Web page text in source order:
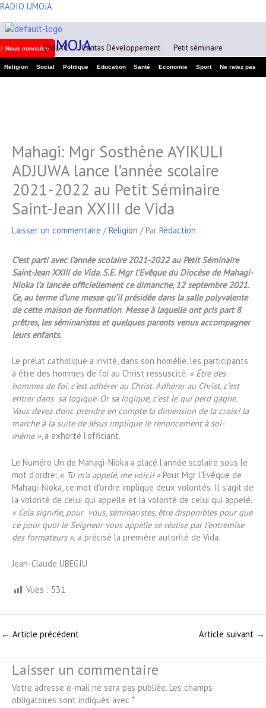
Aller
contenu
RADIO UMOJA
RADIO UMOJA
Nous connaitreUNILAC Caritas Développement Petit séminaire
Religion Social Politique Education Santé Economie Sport Ne ratez pas
Mahagi: Mgr Sosthène AYIKULI
ADJUWA lance l’année scolaire
2021-2022 au Petit Séminaire
Saint-Jean XXIII de Vida
Laisser un commentaire /Religion / Par Rédaction
C’est parti avec l’année scolaire 2021-2022 au Petit Séminaire
Saint-Jean XXIII de Vida. S.E. Mgr l’Evêque du Diocèse de Mahagi-
Nioka l’a lancée officiellement ce dimanche, 12 septembre 2021.
Ce, au terme d’une messe qu’il présidée dans la salle polyvalente
de cette maison de formation. Messe à laquelle ont pris part 8
prêtres, les séminaristes et quelques parents venus accompagner
leurs enfants.
Le prélat catholique a invité, dans son homélie, les participants
à être des hommes de foi au Christ ressuscité. « Être des
hommes de foi, c’est adhérer au Christ. Adhérer au Christ, c’est
entrer dans sa logique. Or sa logique, c’est le qui perd gagne.
Vous devez donc prendre en compte la dimension de la croix! la
marche à la suite de Jésus implique le renoncement à soi-
même », a exhorté l’officiant.
Le Numéro Un de Mahagi-Nioka a placé l’année scolaire sous le
mot d’ordre: « Tu m’a appelé, me voici! » Pour Mgr l’Evêque de
Mahagi-Nioka, ce mot d’ordre implique deux volontés. Il s’agit de
la volonté de celui qui appelle et la volonté de celui qui appelé.
« Cela signifie, pour vous, séminaristes, être disponibles pour que
ce pour quoi le Seigneur vous appelle se réalise par l’entremise
des formateurs », a précisé la première autorité de Vida.
Jean-Claude UBEGIU
Vues : 531
← Article précédent Article suivant →
Laisser un commentaire
Votre adresse e-mail ne sera pas publiée. Les champs
obligatoires sont indiqués avec *
A
r
c
h
i